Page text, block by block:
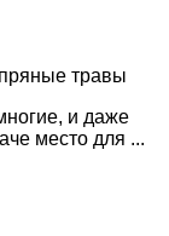
травы
и даже
место для ...